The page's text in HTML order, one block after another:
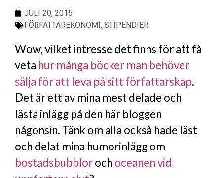
JULI 20, 2015
FÖRFATTAREKONOMI, STIPENDIER
Wow, vilket intresse det finns för att få
veta hur många böcker man behöver
sälja för att leva på sitt författarskap.
Det är ett av mina mest delade och
lästa inlägg på den här bloggen
någonsin. Tänk om alla också hade läst
och delat mina humorinlägg om
bostadsbubbloroch oceanen vid